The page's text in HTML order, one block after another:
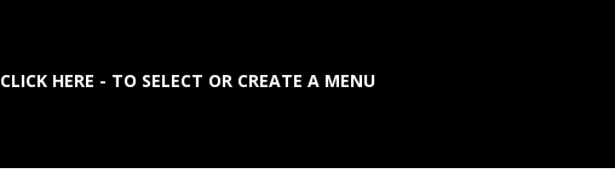
CLICK HERE - TO SELECT OR CREATE A MENU